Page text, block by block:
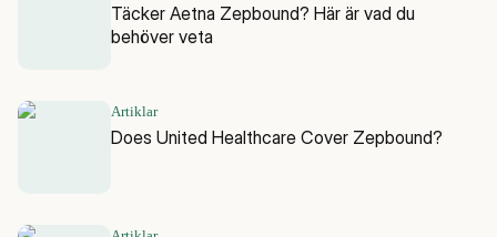
Täcker Aetna Zepbound? Här är vad du
behöver veta
Artiklar
Does United Healthcare Cover Zepbound?